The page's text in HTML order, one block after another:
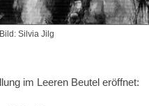
Bild: Silvia Jilg
im Leeren Beutel eröffnet: